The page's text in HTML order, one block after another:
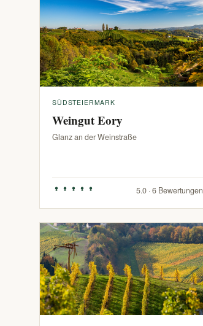
SÜDSTEIERMARK
Weingut Eory
Glanz an der Weinstraße
5.0 · 6 Bewertungen